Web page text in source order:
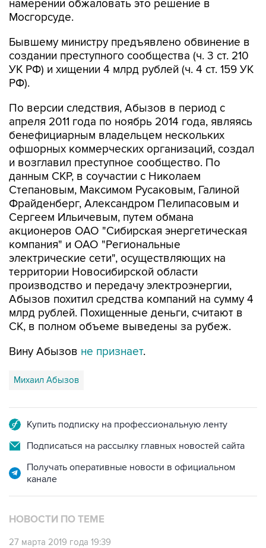
Бывшему министру предъявлено обвинение в
УК РФ) и хищении 4 млрд рублей (ч. 4 ст. 159 УК
РФ).
По версии следствия, Абызов в период с
бенефициарным владельцем нескольких
офшорных коммерческих организаций, создал
и возглавил преступное сообщество. По
данным СКР, в соучастии с Николаем
Степановым, Максимом Русаковым, Галиной
Фрайденберг, Александром Пелипасовым и
Сергеем Ильичевым, путем обмана
акционеров ОАО "Сибирская энергетическая
компания" и ОАО "Региональные
электрические сети", осуществляющих на
территории Новосибирской области
производство и передачу электроэнергии,
Абызов похитил средства компаний на сумму 4
млрд рублей. Похищенные деньги, считают в
СК, в полном объеме выведены за рубеж.
Вину Абызовне признает.
Михаил Абызов
Подписаться на рассылку главных новостей сайта
Получать оперативные новости в официальном
НОВОСТИ ПО ТЕМЕ
27 марта 2019 года 19:39